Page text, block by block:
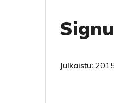
Julkaistu: